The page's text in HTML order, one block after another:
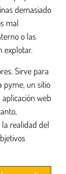
demasiado
mal
o las
explotar.
Sirve para
pyme, un sitio
web
realidad del